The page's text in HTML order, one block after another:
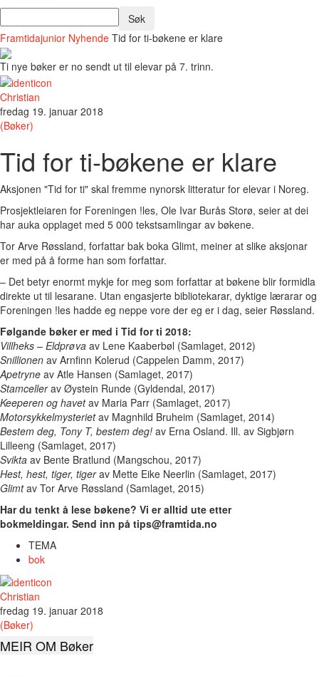
Framtidajunior Nyhende Tid for ti-bøkene er klare
Ti nye bøker er no sendt ut til elevar på 7. trinn.
Christian
fredag 19. januar 2018
(Bøker)
Tid for ti-bøkene er klare
Aksjonen "Tid for ti" skal fremme nynorsk litteratur for elevar i Noreg.
Prosjektleiaren for Foreningen !les, Ole Ivar Burås Storø, seier at dei
har auka opplaget med 5 000 tekstsamlingar av bøkene.
Tor Arve Røssland, forfattar bak boka Glimt, meiner at slike aksjonar
er med på å forme han som forfattar.
– Det betyr enormt mykje for meg som forfattar at bøkene blir formidla
direkte ut til lesarane. Utan engasjerte bibliotekarar, dyktige lærarar og
Foreningen !les hadde eg neppe vore der eg er i dag, seier Røssland.
Følgande bøker er med i Tid for ti 2018:
Villheks – Eldprøva av Lene Kaaberbøl (Samlaget, 2012)
Snillionen av Arnfinn Kolerud (Cappelen Damm, 2017)
Apetryne av Atle Hansen (Samlaget, 2017)
Stamcellerav Øystein Runde (Gyldendal, 2017)
Keeperen og havetav Maria Parr (Samlaget, 2017)
Motorsykkelmysterietav Magnhild Bruheim (Samlaget, 2014)
Bestem deg, Tony T, bestem deg! av Erna Osland. Ill. av Sigbjørn
Lilleeng (Samlaget, 2017)
Svikta av Bente Bratlund (Mangschou, 2017)
Hest, hest, tiger, tigerav Mette Eike Neerlin (Samlaget, 2017)
Glimtav Tor Arve Røssland (Samlaget, 2015)
Har du tenkt å lese bøkene? Vi er alltid ute etter
bokmeldingar. Send inn på tips@framtida.no
TEMA
bok
Christian
fredag 19. januar 2018
(Bøker)
MEIR OM Bøker